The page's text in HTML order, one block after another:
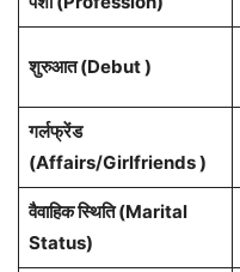
शुरुआत (Debut )
गर्लफ्रेंड
(Affairs/Girlfriends )
वैवाहिक स्थिति (Marital
Status)